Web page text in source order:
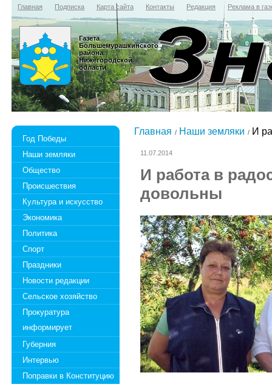
Главная Подписка Карта сайта Контакты Редакция Реклама в
Газета
Большемурашкинского
района
Нижегородской
области
Год Победы
Наши земляки
Общество
Происшествия
Культура и искусство
Экономика
Политика
Спорт
Праздники
Новости редакции
Сельское хозяйство
Прокуратура
информирует
Губерния
Интервью
Поправки в Конституцию
Главная Наши земляки И
11.07.2014
И работа в
довольны